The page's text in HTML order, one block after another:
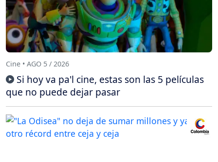
Cine • AGO 5 / 2026
Si hoy va pa'l cine, estas son las 5 películas
que no puede dejar pasar